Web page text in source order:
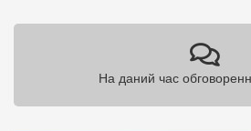
На даний час